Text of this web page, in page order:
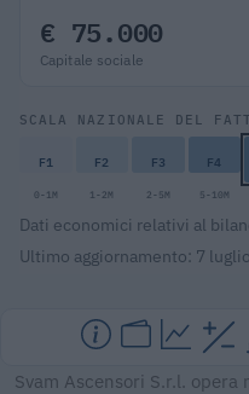
€ 75.000
Capitale sociale
SCALA NAZIONALE DEL
F1 F2 F3 F4
0-1M 1-2M 2-5M 5-10M
Dati economici relativi al
Ultimo aggiornamento: 7
Svam Ascensori S.r.l.